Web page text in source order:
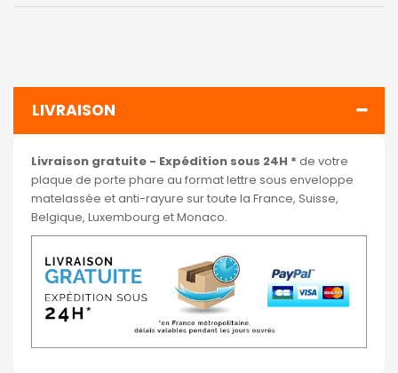
LIVRAISON
Livraison gratuite - Expédition sous 24H * de votre
plaque de porte phare au format lettre sous enveloppe
matelassée et anti-rayure sur toute la France, Suisse,
Belgique, Luxembourg et Monaco.